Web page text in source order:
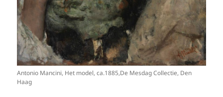
Antonio Mancini, Het model, ca.1885,De Mesdag Collectie, Den
Haag